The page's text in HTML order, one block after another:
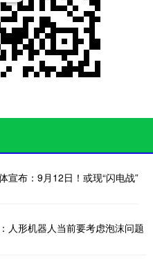
宣布：9月12日！或现“闪电战”
人形机器人当前要考虑泡沫问题